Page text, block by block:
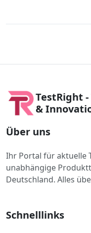
TestRight
&
Über uns
Ihr Portal für aktuelle
unabhängige
Deutschland. Alles
Schnelllinks